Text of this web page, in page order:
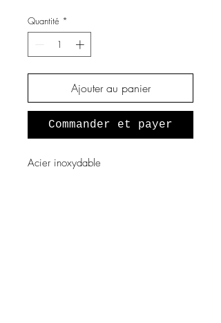
Quantité *
Ajouter au panier
Commander et payer
Acier inoxydable